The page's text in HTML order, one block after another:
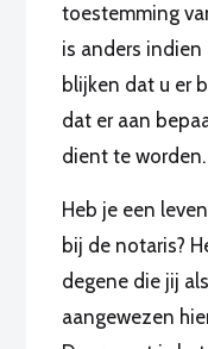
toestemming
is anders
blijken dat u er
dat er aan
dient te worden.
Heb je een
bij de notaris?
degene die jij
aangewezen